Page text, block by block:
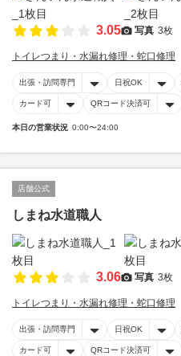
3.05 写真 3枚
トイレつまり・水漏れ修理・蛇口修理
出張・訪問専門 日祝OK
カード可 QRコード決済可
本日の営業状況 0:00〜24:00
店舗公式
しまね水道職人
3.06 写真 3枚
トイレつまり・水漏れ修理・蛇口修理
出張・訪問専門 日祝OK
カード可 QRコード決済可